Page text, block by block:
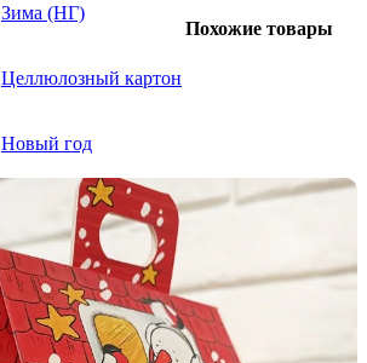
Зима (НГ)
Целлюлозный картон
Новый год
Похожие товары